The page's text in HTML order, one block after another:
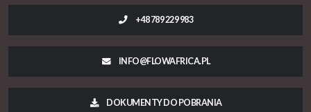
+48 789 229 983
INFO@FLOWAFRICA.PL
DOKUMENTY DO POBRANIA